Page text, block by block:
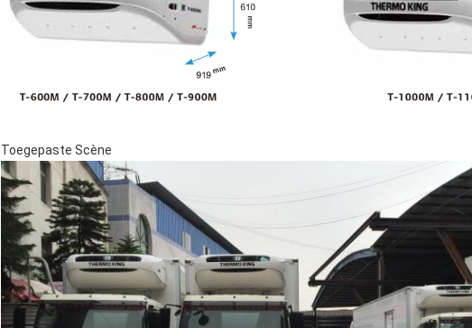
Toegepaste Scène